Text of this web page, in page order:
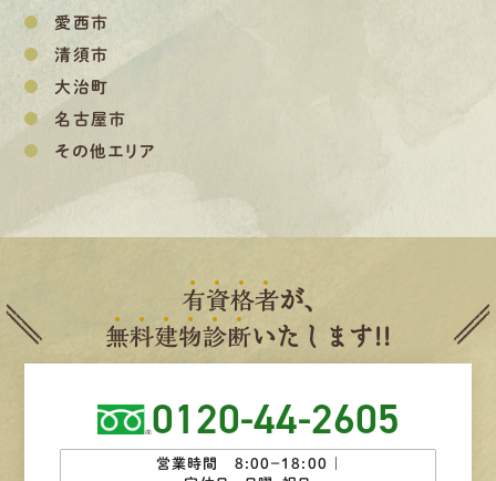
愛西市
清須市
大治町
名古屋市
その他エリア
有資格者が、
無料建物診断いたします!!
0120-44-2605
営業時間 8:00−18:00 ｜